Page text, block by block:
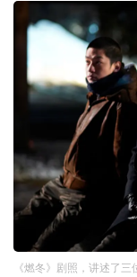
《燃冬》剧照，讲述了